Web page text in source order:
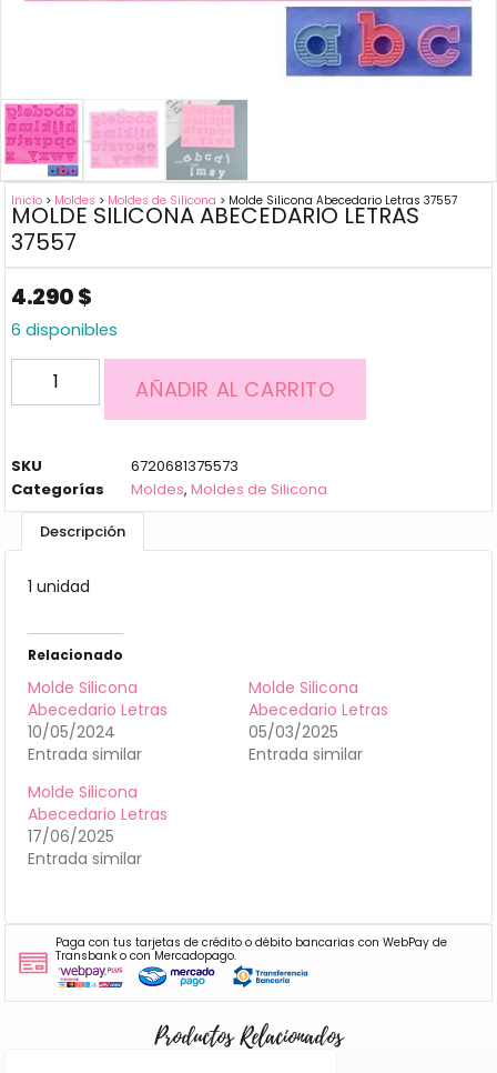
Inicio > Moldes > Moldes de Silicona > Molde Silicona Abecedario Letras 37557
MOLDE SILICONA ABECEDARIO LETRAS
37557
4.290$
6 disponibles
AÑADIR AL CARRITO
SKU
6720681375573
Categorías
Moldes,Moldes de Silicona
Descripción
1 unidad
Relacionado
Molde Silicona
Abecedario Letras
10/05/2024
Entrada similar
Molde Silicona
Abecedario Letras
05/03/2025
Entrada similar
Molde Silicona
Abecedario Letras
17/06/2025
Entrada similar
Paga con tus tarjetas de crédito o débito bancarias con WebPay de
Transbank o con Mercadopago.
Productos Relacionados